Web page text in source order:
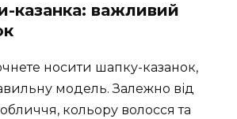
казанка: важливий
носити шапку-казанок,
модель. Залежно від
кольору волосся та